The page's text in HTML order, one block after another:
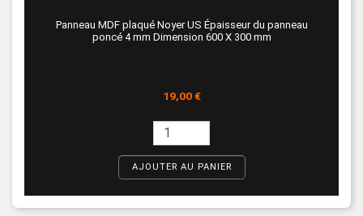
Panneau MDF plaqué Noyer US Épaisseur du panneau
poncé 4 mm Dimension 600 X 300 mm
Prix
19,00 €
AJOUTER AU PANIER